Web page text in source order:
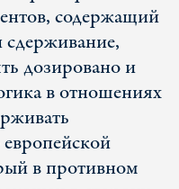
содержащий
сдерживание,
дозировано и
в отношениях
в противном